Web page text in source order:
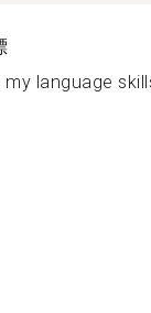
language